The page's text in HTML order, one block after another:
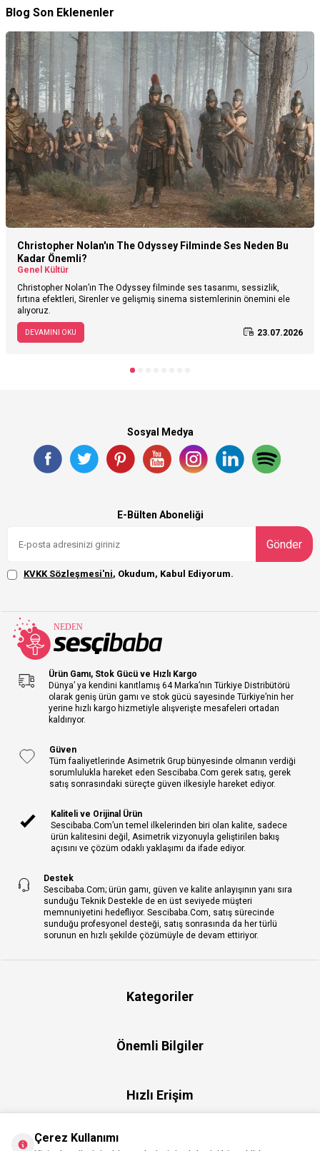
Blog Son Eklenenler
Christopher Nolan'ın The Odyssey Filminde Ses Neden Bu
Kadar Önemli?
Genel Kültür
Christopher Nolan’ın The Odyssey filminde ses tasarımı, sessizlik,
fırtına efektleri, Sirenler ve gelişmiş sinema sistemlerinin önemini ele
alıyoruz.
DEVAMINI OKU 23.07.2026
Sosyal Medya
E-Bülten Aboneliği
Gönder
KVKK Sözleşmesi'ni, Okudum, Kabul Ediyorum.
Ürün Gamı, Stok Gücü ve Hızlı Kargo
Dünya’ ya kendini kanıtlamış 64 Marka’nın Türkiye Distribütörü
olarak geniş ürün gamı ve stok gücü sayesinde Türkiye’nin her
yerine hızlı kargo hizmetiyle alışverişte mesafeleri ortadan
kaldırıyor.
Güven
Tüm faaliyetlerinde Asimetrik Grup bünyesinde olmanın verdiği
sorumlulukla hareket eden Sescibaba.Com gerek satış, gerek
satış sonrasındaki süreçte güven ilkesiyle hareket ediyor.
Kaliteli ve Orijinal Ürün
Sescibaba.Com’un temel ilkelerinden biri olan kalite, sadece
ürün kalitesini değil, Asimetrik vizyonuyla geliştirilen bakış
açısını ve çözüm odaklı yaklaşımı da ifade ediyor.
Destek
Sescibaba.Com; ürün gamı, güven ve kalite anlayışının yanı sıra
sunduğu Teknik Destekle de en üst seviyede müşteri
memnuniyetini hedefliyor. Sescibaba.Com, satış sürecinde
sunduğu profesyonel desteği, satış sonrasında da her türlü
sorunun en hızlı şekilde çözümüyle de devam ettiriyor.
Kategoriler
Önemli Bilgiler
Hızlı Erişim
Çerez Kullanımı